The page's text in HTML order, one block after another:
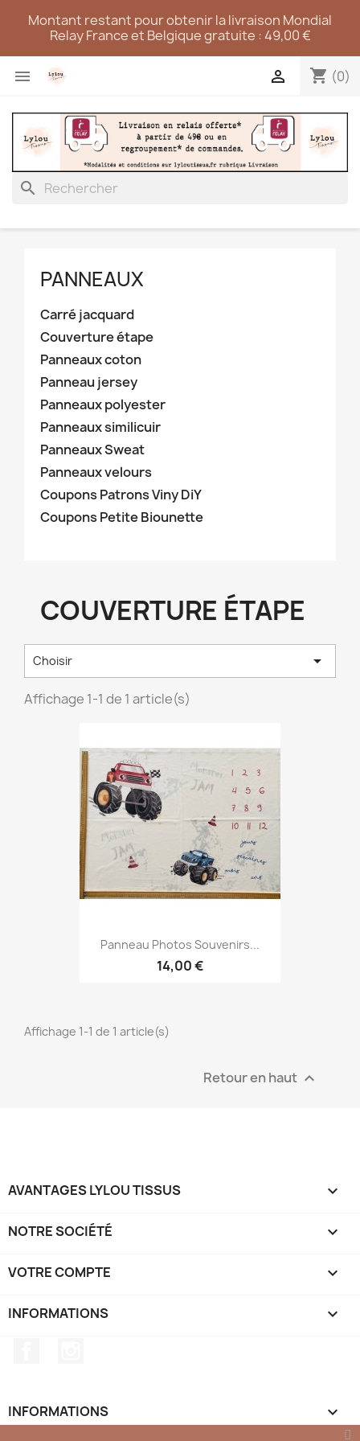
Montant restant pour obtenir la livraison Mondial
Relay France et Belgique gratuite : 49,00 €
 shopping_cart (0)

search
PANNEAUX
Carré jacquard
Couverture étape
Panneaux coton
Panneau jersey
Panneaux polyester
Panneaux similicuir
Panneaux Sweat
Panneaux velours
Coupons Patrons Viny DiY
Coupons Petite Biounette
COUVERTURE ÉTAPE
Choisir 
Affichage 1-1 de 1 article(s)
Panneau Photos Souvenirs...
14,00 €
Affichage 1-1 de 1 article(s)
Retour en haut 
AVANTAGES LYLOU TISSUS 
NOTRE SOCIÉTÉ 
VOTRE COMPTE 
INFORMATIONS keyboard_arrow_down
INFORMATIONS 